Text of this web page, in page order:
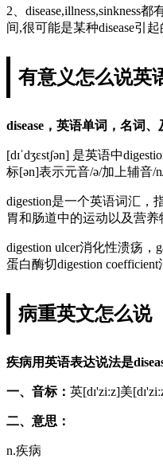
2、disease,illness,sinkness
间,很可能是某种disease引
有意义怎么说英
disease，英语单词，名词
[dɪˈdʒɛstʃən] 是英语中
标[ən]表示元音/ə/加上辅音/
digestion是一个英语词汇
胃和肠道中的运动以及营养
digestion ulcer消化性溃疡，
蛋白酶切digestion
病重英文怎么说
疾病用英语表达说法是
一、音标： 英[dɪ'ziːz]美
二、意思：
n.疾病